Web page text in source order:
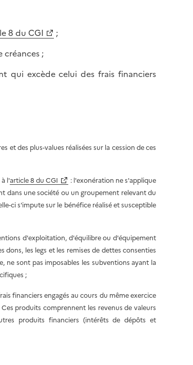
8 du CGI
;
;
qui excède celui des frais financiers
et des plus-values réalisées sur la cession de ces
l'article 8 du CGI
: l'exonération ne s'applique
dans une société ou un groupement relevant du
ci s'impute sur le bénéfice réalisé et susceptible
d'exploitation, d'équilibre ou d'équipement
les legs et les remises de dettes consenties
ne sont pas imposables les subventions ayant la
;
financiers engagés au cours du même exercice
produits comprennent les revenus de valeurs
produits financiers (intérêts de dépôts et